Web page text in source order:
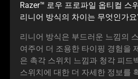
Razer™ 로우 프로파일 옵티컬 스
리니어 방식의 차이는 무엇인가요
리니어 방식은 부드러운 느낌의
여주어 더 조용한 타이핑 경험을
은 촉각 스위치 느낌과 청각 피드
스위치에 대한 더 자세한 정보를